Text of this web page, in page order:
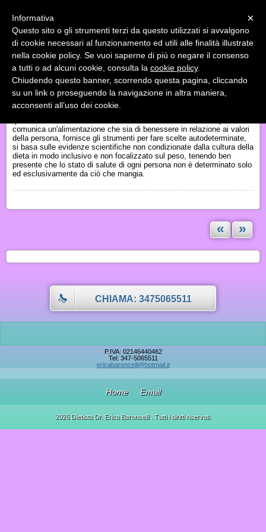
INDIETRO « »
ALIMENTAZIONE INTUITIVA - PRINCIPIO 10: EDUCAZIONE
ALIMENTARE POSITIVA
comunica un'alimentazione che sia di benessere in relazione ai valori
della persona, fornisce gli strumenti per fare scelte autodeterminate,
si basa sulle evidenze scientifiche non condizionate dalla cultura della
dietain modo inclusivo e non focalizzato sul peso, tenendo ben
presente che lo stato di salute di ogni persona non è determinato solo
ed esclusivamente da ciò che mangia.
« »
CHIAMA: 3475065511
P.IVA: 02146440462
Tel: 347-5065511
ericabaroncelli@hotmail.it
Home Email
2026 Dietista Dr. Erica Baroncelli . Tutti i diritti riservati.
×
Informativa
Questo sito o gli strumenti terzi da questo utilizzati si avvalgono
di cookie necessari al funzionamento ed utili alle finalità illustrate
nella cookie policy. Se vuoi saperne di più o negare il consenso
a tutti o ad alcuni cookie, consulta la cookie policy.
Chiudendo questo banner, scorrendo questa pagina, cliccando
su un link o proseguendo la navigazione in altra maniera,
acconsenti all’uso dei cookie.